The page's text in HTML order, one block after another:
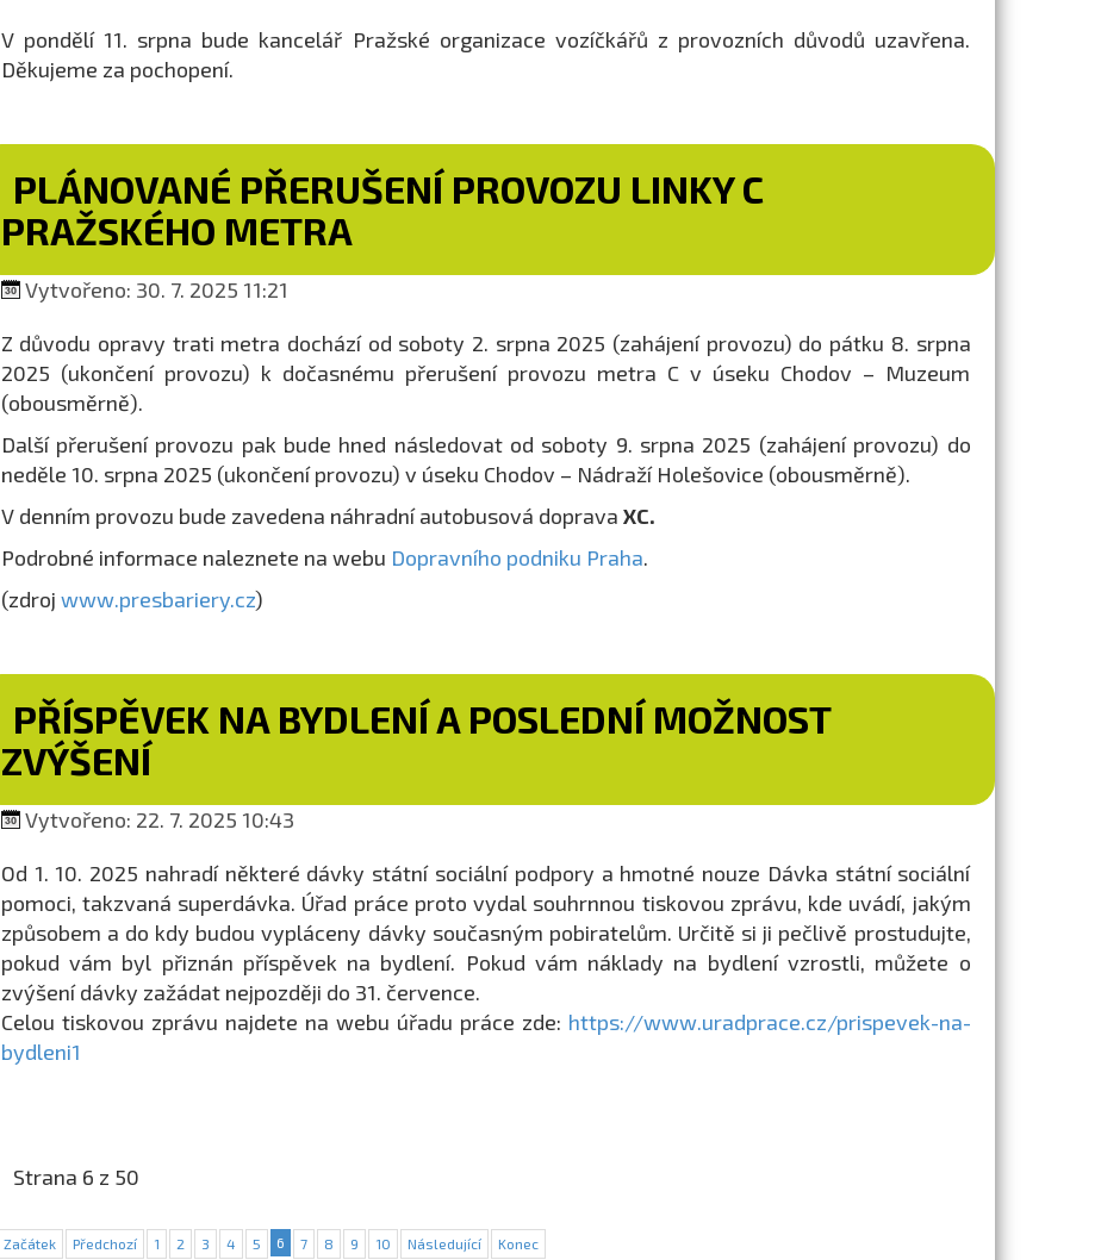
V pondělí 11. srpna bude kancelář Pražské organizace vozíčkářů z provozních důvodů uzavřena.
Děkujeme za pochopení.
PLÁNOVANÉ PŘERUŠENÍ PROVOZU LINKY C
PRAŽSKÉHO METRA
Vytvořeno: 30. 7. 2025 11:21
Z důvodu opravy trati metra dochází od soboty 2. srpna 2025 (zahájení provozu) do pátku 8. srpna
2025 (ukončení provozu) k dočasnému přerušení provozu metra C v úseku Chodov – Muzeum
(obousměrně).
Další přerušení provozu pak bude hned následovat od soboty 9. srpna 2025 (zahájení provozu) do
neděle 10. srpna 2025 (ukončení provozu) v úseku Chodov – Nádraží Holešovice (obousměrně).
V denním provozu bude zavedena náhradní autobusová doprava XC.
Podrobné informace naleznete na webu Dopravního podniku Praha.
(zdroj www.presbariery.cz)
PŘÍSPĚVEK NA BYDLENÍ A POSLEDNÍ MOŽNOST
ZVÝŠENÍ
Vytvořeno: 22. 7. 2025 10:43
Od 1. 10. 2025 nahradí některé dávky státní sociální podpory a hmotné nouze Dávka státní sociální
pomoci, takzvaná superdávka. Úřad práce proto vydal souhrnnou tiskovou zprávu, kde uvádí, jakým
způsobem a do kdy budou vypláceny dávky současným pobiratelům. Určitě si ji pečlivě prostudujte,
pokud vám byl přiznán příspěvek na bydlení. Pokud vám náklady na bydlení vzrostli, můžete o
zvýšení dávky zažádat nejpozději do 31. července.
Celou tiskovou zprávu najdete na webu úřadu práce zde: https://www.uradprace.cz/prispevek-na-
bydleni1
Strana 6 z 50
Začátek Předchozí 1 2 3 4 5 6 7 8 9 10 Následující Konec